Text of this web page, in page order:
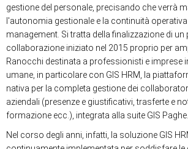
gestione del personale, precisando che verrà
l'autonomia gestionale e la continuità
management. Si tratta della finalizzazione di
collaborazione iniziato nel 2015 proprio per
Ranocchi destinata a professionisti e imprese
umane, in particolare con GIS HRM, la
nativa per la completa gestione dei
aziendali (presenze e giustificativi, trasferte e
formazione ecc.), integrata alla suite GIS Paghe.
Nel corso degli anni, infatti, la soluzione GIS